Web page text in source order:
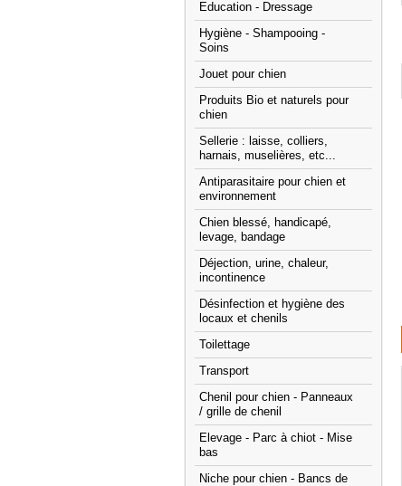
Education - Dressage
Hygiène - Shampooing -
Soins
Jouet pour chien
Produits Bio et naturels pour
chien
Sellerie : laisse, colliers,
harnais, muselières, etc...
Antiparasitaire pour chien et
environnement
Chien blessé, handicapé,
levage, bandage
Déjection, urine, chaleur,
incontinence
Désinfection et hygiène des
locaux et chenils
Toilettage
Transport
Chenil pour chien - Panneaux
/ grille de chenil
Elevage - Parc à chiot - Mise
bas
Niche pour chien - Bancs de